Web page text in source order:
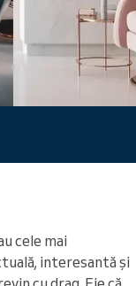
Citiți mai mult
cele mai
interesantă și